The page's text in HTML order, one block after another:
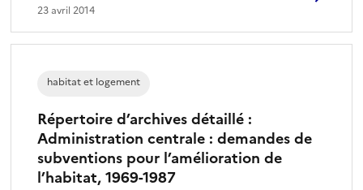
23 avril 2014
Répertoire d’archives détaillé :
Administration centrale : demandes de
subventions pour l’amélioration de
l’habitat, 1969-1987
habitat et logement